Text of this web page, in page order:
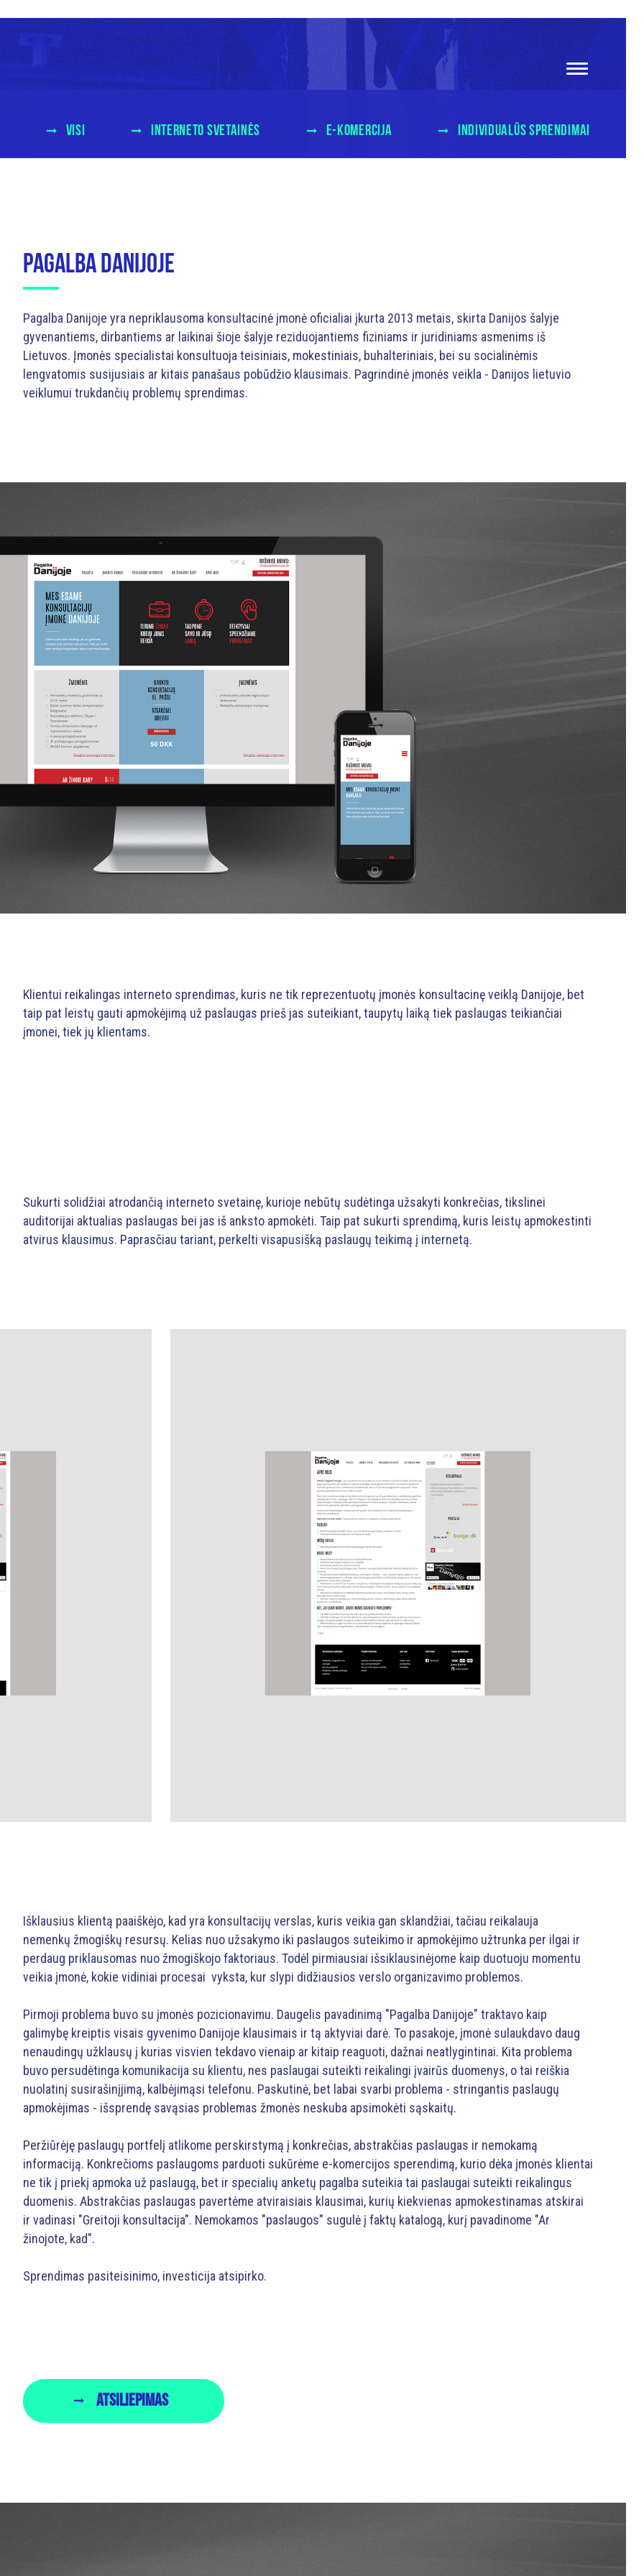
VISI INTERNETO SVETAINĖS E-KOMERCIJA INDIVIDUALŪS SPRENDIMAI
PAGALBA DANIJOJE
Pagalba Danijoje yra nepriklausoma konsultacinė įmonė oficialiai įkurta 2013 metais, skirta Danijos šalyje
gyvenantiems, dirbantiems ar laikinai šioje šalyje reziduojantiems fiziniams ir juridiniams asmenims iš
Lietuvos. Įmonės specialistai konsultuoja teisiniais, mokestiniais, buhalteriniais, bei su socialinėmis
lengvatomis susijusiais ar kitais panašaus pobūdžio klausimais. Pagrindinė įmonės veikla - Danijos lietuvio
veiklumui trukdančių problemų sprendimas.
Klientui reikalingas interneto sprendimas, kuris ne tik reprezentuotų įmonės konsultacinę veiklą Danijoje, bet
taip pat leistų gauti apmokėjimą už paslaugas prieš jas suteikiant, taupytų laiką tiek paslaugas teikiančiai
įmonei, tiek jų klientams.
Sukurti solidžiai atrodančią interneto svetainę, kurioje nebūtų sudėtinga užsakyti konkrečias, tikslinei
auditorijai aktualias paslaugas bei jas iš anksto apmokėti. Taip pat sukurti sprendimą, kuris leistų apmokestinti
atvirus klausimus. Paprasčiau tariant, perkelti visapusišką paslaugų teikimą į internetą.
Išklausius klientą paaiškėjo, kad yra konsultacijų verslas, kuris veikia gan sklandžiai, tačiau reikalauja
nemenkų žmogiškų resursų. Kelias nuo užsakymo iki paslaugos suteikimo ir apmokėjimo užtrunka per ilgai ir
perdaug priklausomas nuo žmogiškojo faktoriaus. Todėl pirmiausiai išsiklausinėjome kaip duotuoju momentu
veikia įmonė, kokie vidiniai procesai vyksta, kur slypi didžiausios verslo organizavimo problemos.
Pirmoji problema buvo su įmonės pozicionavimu. Daugelis pavadinimą "Pagalba Danijoje" traktavo kaip
galimybę kreiptis visais gyvenimo Danijoje klausimais ir tą aktyviai darė. To pasakoje, įmonė sulaukdavo daug
nenaudingų užklausų į kurias visvien tekdavo vienaip ar kitaip reaguoti, dažnai neatlygintinai. Kita problema
buvo persudėtinga komunikacija su klientu, nes paslaugai suteikti reikalingi įvairūs duomenys, o tai reiškia
nuolatinį susirašinįjimą, kalbėjimąsi telefonu. Paskutinė, bet labai svarbi problema - stringantis paslaugų
apmokėjimas - išsprendę savąsias problemas žmonės neskuba apsimokėti sąskaitų.
Peržiūrėję paslaugų portfelį atlikome perskirstymą į konkrečias, abstrakčias paslaugas ir nemokamą
informaciją. Konkrečioms paslaugoms parduoti sukūrėme e-komercijos sperendimą, kurio dėka įmonės klientai
ne tik į priekį apmoka už paslaugą, bet ir specialių anketų pagalba suteikia tai paslaugai suteikti reikalingus
duomenis. Abstrakčias paslaugas pavertėme atviraisiais klausimai, kurių kiekvienas apmokestinamas atskirai
ir vadinasi "Greitoji konsultacija". Nemokamos "paslaugos" sugulė į faktų katalogą, kurį pavadinome "Ar
žinojote, kad".
Sprendimas pasiteisinimo, investicija atsipirko.
Atsiliepimas